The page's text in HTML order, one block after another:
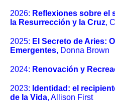
2026: Reflexiones sobre el
la Resurrección y la Cruz,
2025: El Secreto de Aries:
Emergentes, Donna Brown
2024: Renovación y
2023: Identidad: el
de la Vida, Allison First